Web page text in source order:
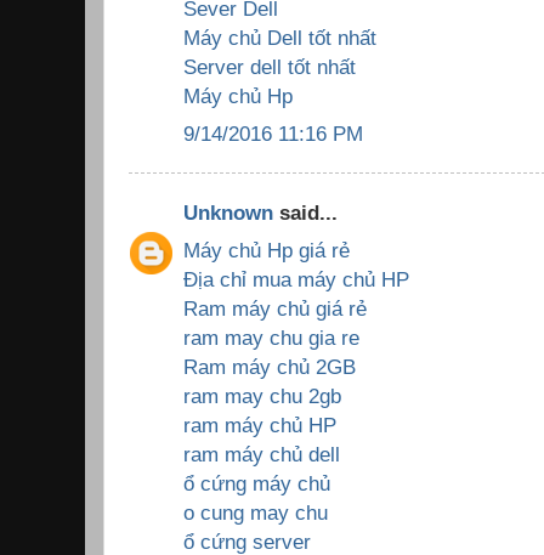
Sever Dell
Máy chủ Dell tốt nhất
Server dell tốt nhất
Máy chủ Hp
9/14/2016 11:16 PM
Unknown said...
Máy chủ Hp giá rẻ
Địa chỉ mua máy chủ HP
Ram máy chủ giá rẻ
ram may chu gia re
Ram máy chủ 2GB
ram may chu 2gb
ram máy chủ HP
ram máy chủ dell
ổ cứng máy chủ
o cung may chu
ổ cứng server